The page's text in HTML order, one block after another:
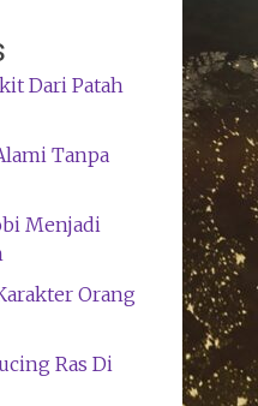
Dari Patah
Tanpa
Menjadi
Orang
Ras Di